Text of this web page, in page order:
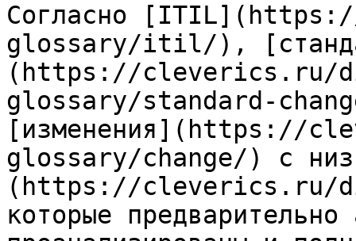
Согласно
glossary/itil/),
(https://cleverics.ru/
glossary/standard-
[изменения](https://
glossary/change/) с
(https://cleverics.ru/
которые